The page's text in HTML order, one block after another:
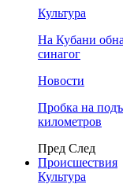
Культура
На Кубани
синагог
Новости
Пробка на
километров
Пред След
Происшествия
Культура